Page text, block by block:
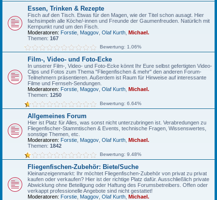
Essen, Trinken & Rezepte
Fisch auf den Tisch. Etwas für den Magen, wie der Titel schon ausagt. Hier
fachsimpeln alle Köche/-innen und Freunde der Gaumenfreuden. Natürlich mit
Kernpunkt rund um den Fisch.
Moderatoren: Forstie Maggov Olaf Kurth
Michael.
Themen: 167
Bewertung: 1.06%
Film-, Video- und Foto-Ecke
In unserer Film-, Video- und Foto-Ecke könnt Ihr Eure selbst gefertigten Video-
Clips und Fotos zum Thema "Fliegenfischen & mehr" den anderen Forum-
Teilnehmern präsentieren. Außerdem ist Raum für Hinweise auf interessante
Filme und Fernseh-Sendungen.
Moderatoren: Forstie Maggov Olaf Kurth
Michael.
Themen: 1250
Bewertung: 6.64%
Allgemeines Forum
Hier ist Platz für Alles, was sonst nicht unterzubringen ist. Verabredungen zu
Fliegenfischer-Stammtischen & Events, technische Fragen, Wissenswertes,
sonstige Themen, etc.
Moderatoren: Forstie Maggov Olaf Kurth
Michael.
Themen: 1842
Bewertung: 9.48%
Fliegenfischen-Zubehör: Biete/Suche
Kleinanzeigenmarkt: Ihr möchtet Fliegenfischen-Zubehör von privat zu privat
kaufen oder verkaufen? Hier ist der richtige Platz dafür. Ausschließlich private
Abwicklung ohne Beteiligung oder Haftung des Forumsbetreibers. Offen oder
verkappt professionelle Angebote sind nicht gestattet!
Moderatoren: Forstie Maggov Olaf Kurth
Michael.